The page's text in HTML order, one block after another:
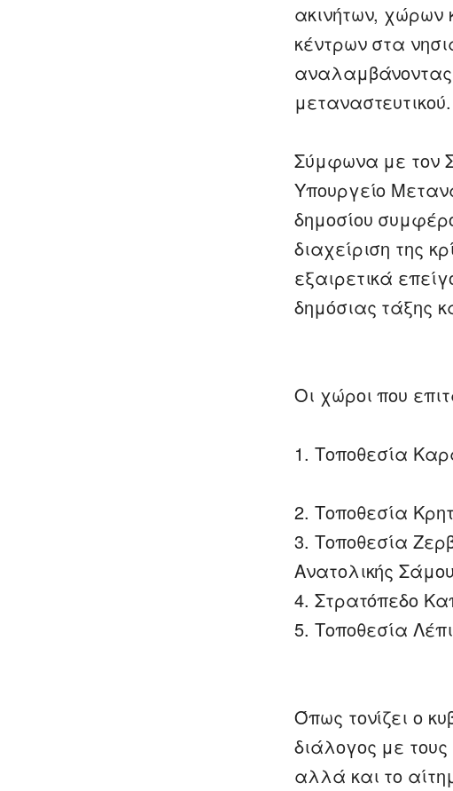
ακινήτων, χώρων
κέντρων στα
αναλαμβάνοντας
μεταναστευτικού.
Σύμφωνα με τον
Υπουργείο
δημοσίου
διαχείριση της
εξαιρετικά
δημόσιας τάξης
Οι χώροι που
1. Τοποθεσία
2. Τοποθεσία
3. Τοποθεσία
Ανατολικής
4. Στρατόπεδο
5. Τοποθεσία
Όπως τονίζει ο
διάλογος με
αλλά και το